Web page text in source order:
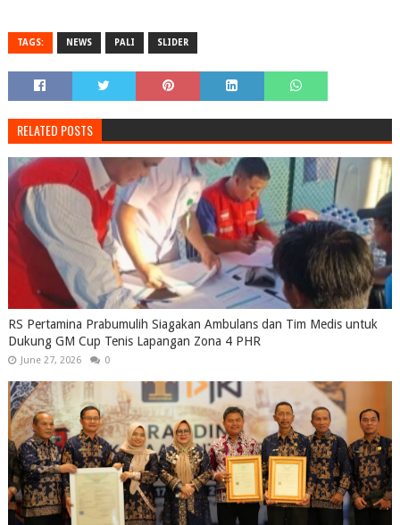
TAGS: NEWS PALI SLIDER
RELATED POSTS
RS Pertamina Prabumulih Siagakan Ambulans dan Tim Medis untuk
Dukung GM Cup Tenis Lapangan Zona 4 PHR
June 27, 2026 0